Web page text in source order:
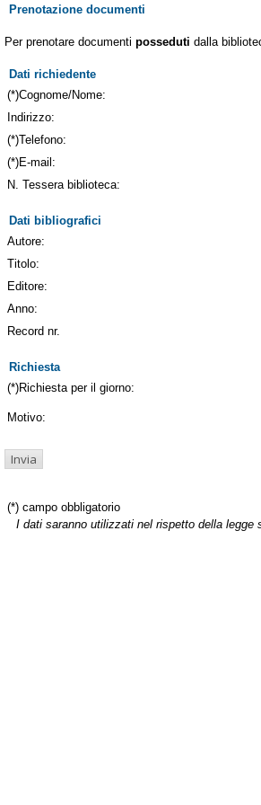
Prenotazione documenti
Per prenotare documenti posseduti dalla
Dati richiedente
(*)Cognome/Nome:
Indirizzo:
(*)Telefono:
(*)E-mail:
N. Tessera biblioteca:
Dati bibliografici
Autore:
Titolo:
Editore:
Anno:
Record nr.
Richiesta
(*)Richiesta per il giorno:
Motivo:
(*) campo obbligatorio
I dati saranno utilizzati nel rispetto della legge